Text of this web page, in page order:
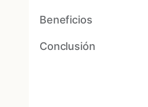
Beneficios
Conclusión